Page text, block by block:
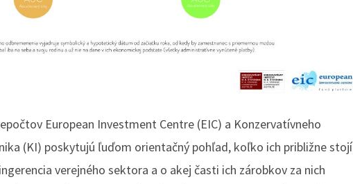
European Investment Centre (EIC) a Konzervatívneho
(KI) poskytujú ľuďom orientačný pohľad, koľko ich približne stojí
verejného sektora a o akej časti ich zárobkov za nich